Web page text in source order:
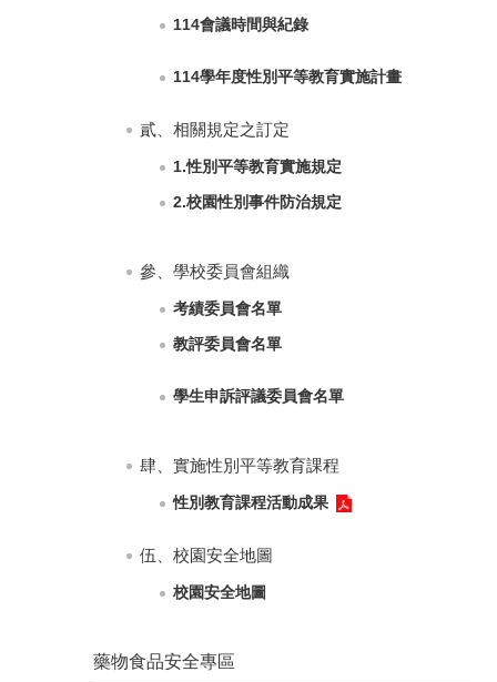
114會議時間與紀錄
114學年度性別平等教育實施計畫
貳、相關規定之訂定
1.性別平等教育實施規定
2.校園性別事件防治規定
參、學校委員會組織
考績委員會名單
教評委員會名單
學生申訴評議委員會名單
肆、實施性別平等教育課程
性別教育課程活動成果
伍、校園安全地圖
校園安全地圖
藥物食品安全專區